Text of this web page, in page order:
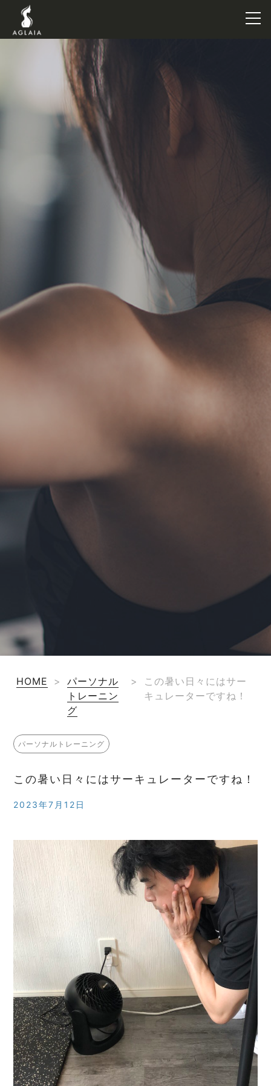
HOME >
パーソナル
トレーニン
グ
>
この暑い日々にはサー
キュレーターですね！
パーソナルトレーニング
この暑い日々にはサーキュレーターですね！
2023年7月12日
METHOD
PRICE
FAQ
FLOW
AGLAIA Blog
TERMS